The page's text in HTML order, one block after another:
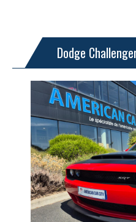
Dodge